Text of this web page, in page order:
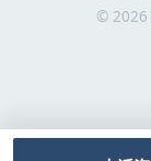
© 2026